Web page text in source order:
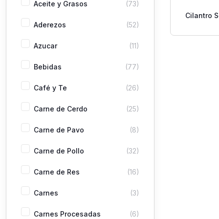
Aceite y Grasos (73)
Aderezos (52)
Azucar (11)
Bebidas (77)
Café y Te (26)
Carne de Cerdo (25)
Carne de Pavo (8)
Carne de Pollo (32)
Carne de Res (16)
Carnes (3)
Carnes Procesadas (6)
Cilantro